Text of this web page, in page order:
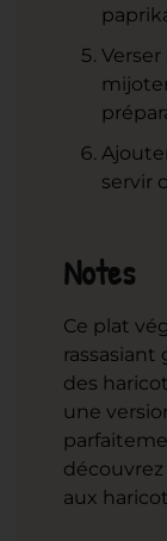
Verser
servir
Notes
Ce plat
rassasiant
des
une
aux